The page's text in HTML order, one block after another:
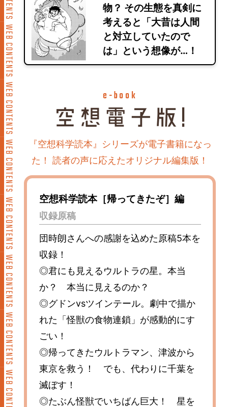
物？ その生態を真剣に
考えると「大昔は人間
と対立していたので
は」という想像が…！
e-book
『空想科学読本』シリーズが電子書籍になっ
た！ 読者の声に応えたオリジナル編集版！
空想科学読本［帰ってきたぞ］編
収録原稿
団時朗さんへの感謝を込めた原稿5本を
収録！
◎君にも見えるウルトラの星。本当
か？ 本当に見えるのか？
◎グドンvsツインテール。劇中で描か
れた「怪獣の食物連鎖」が感動的にす
ごい！
◎帰ってきたウルトラマン、津波から
東京を救う！ でも、代わりに千葉を
滅ぼす！
◎たぶん怪獣でいちばん巨大！ 星を